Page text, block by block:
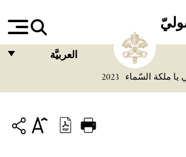
العربيَّة
ITALIANO
يا ملكة السّماء 2023